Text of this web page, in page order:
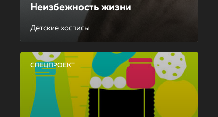
Неизбежность жизни
Детские хосписы
СПЕЦПРОЕКТ